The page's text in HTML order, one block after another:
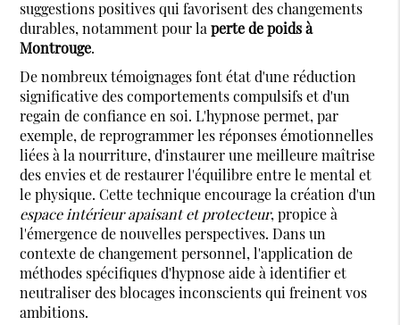
suggestions positives qui favorisent des changements
durables, notamment pour laperte de poids à
Montrouge.
De nombreux témoignages font état d'une réduction
significative des comportements compulsifs et d'un
regain de confiance en soi. L'hypnose permet, par
exemple, de reprogrammer les réponses émotionnelles
liées à la nourriture, d'instaurer une meilleure maîtrise
des envies et de restaurer l'équilibre entre le mental et
le physique. Cette technique encourage la création d'un
espace intérieur apaisant et protecteur, propice à
l'émergence de nouvelles perspectives. Dans un
contexte de changement personnel, l'application de
méthodes spécifiques d'hypnose aide à identifier et
neutraliser des blocages inconscients qui freinent vos
ambitions.